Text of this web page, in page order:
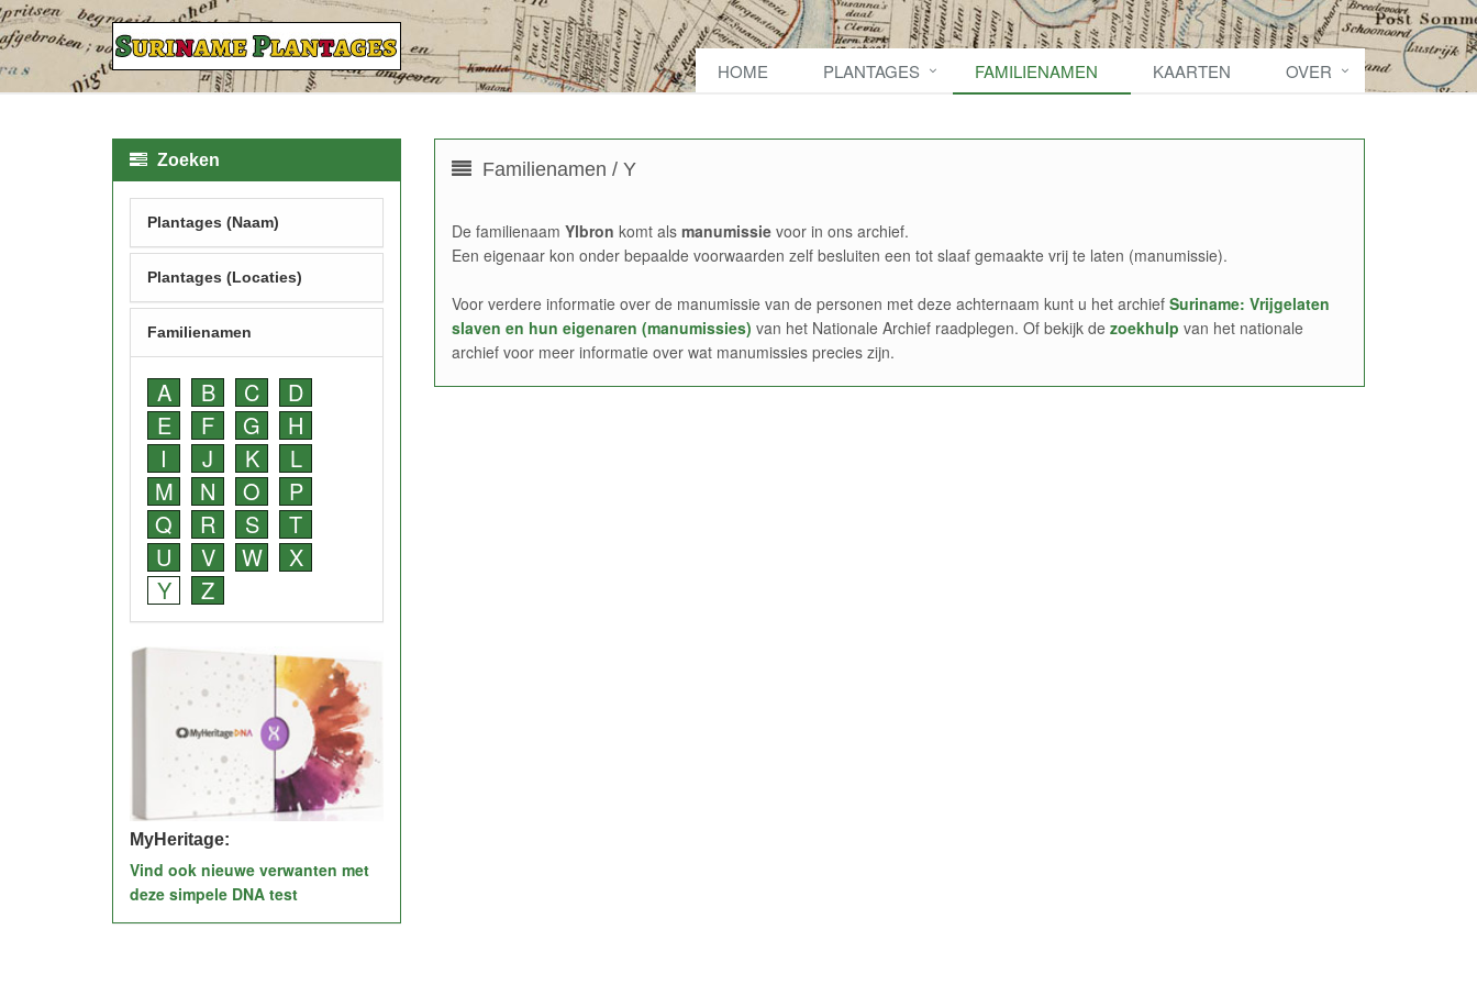
HOME PLANTAGES FAMILIENAMEN KAARTEN OVER
Familienamen / Y
De familienaam Ylbron komt als manumissievoor in ons archief.
Een eigenaar kon onder bepaalde voorwaarden zelf besluiten een tot slaaf gemaakte vrij te laten (manumissie).
Voor verdere informatie over de manumissie van de personen met deze achternaam kunt u het archief Suriname: Vrijgelaten
slaven en hun eigenaren (manumissies) van het Nationale Archief raadplegen. Of bekijk de zoekhulp van het nationale
archief voor meer informatie over wat manumissies precies zijn.
Zoeken
Plantages (Naam)
Plantages (Locaties)
Familienamen
A B C
D
E
F G
H
I
J K
L
M
N O
P
Q
R S
T
U
V W
X
Y
Z
MyHeritage:
Vind ook nieuwe verwanten met
deze simpele DNA test